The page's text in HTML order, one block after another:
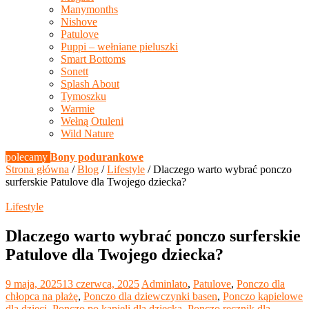
Manymonths
Nishove
Patulove
Puppi – wełniane pieluszki
Smart Bottoms
Sonett
Splash About
Tymoszku
Warmie
Wełną Otuleni
Wild Nature
polecamy Bony podurankowe
Strona główna /Blog /Lifestyle / Dlaczego warto wybrać ponczo
surferskie Patulove dla Twojego dziecka?
Lifestyle
Dlaczego warto wybrać ponczo surferskie
Patulove dla Twojego dziecka?
9 maja, 202513 czerwca, 2025 Adminlato, Patulove, Ponczo dla
chłopca na plażę, Ponczo dla dziewczynki basen, Ponczo kąpielowe